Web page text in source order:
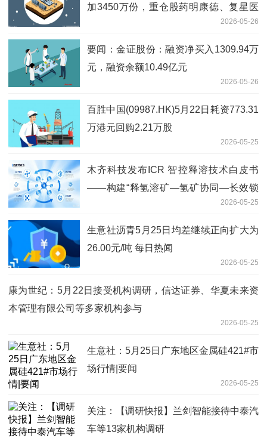
加3450万份，重仓股药明康德、复星医
2026-05-26
要闻：金证股份：融资净买入1309.94万
元，融资余额10.49亿元
2026-05-26
百胜中国(09987.HK)5月22日耗资773.31
万港元回购2.21万股
2026-05-25
木齐科技发布ICR 智控释溶技术白皮书
——构建“释氢溶矿—氢矿协同—长效锁
2026-05-25
生意社沥青5月25日均差继续正向扩大为
26.00元/吨 每日热闻
2026-05-25
康为世纪：5月22日接受机构调研，信达证券、华夏未来资
本管理有限公司等多家机构参与
2026-05-25
生意社：5月25日广东地区金属硅421#市
场行情|要闻
2026-05-25
关注：【调研快报】兰剑智能接待中泰汽
车等13家机构调研